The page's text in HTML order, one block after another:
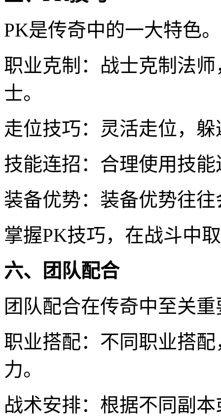
PK是传奇中的一大特色。
职业克制：战士克制法
士。
走位技巧：灵活走位，
技能连招：合理使用技
装备优势：装备优势往
掌握PK技巧，在战斗中
六、团队配合
团队配合在传奇中至关重
职业搭配：不同职业搭
力。
战术安排：根据不同副